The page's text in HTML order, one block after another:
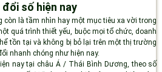
số hiện nay
còn là tầm nhìn hay một mục tiêu xa vời trong
quá trình thiết yếu, buộc mọi tổ chức, doanh
tồn tại và không bị bỏ lại trên một thị trường
nhanh chóng như hiện nay.
nay tại châu Á / Thái Bình Dương, theo số